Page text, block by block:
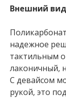
Внешний вид
надежное
тактильным
лаконичный,
С девайсом
рукой, это